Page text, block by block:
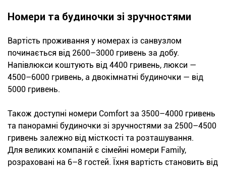
Номери та будиночки зі зручностями
Вартість проживання у номерах із санвузлом
починається від 2600–3000 гривень за добу.
Напівлюкси коштують від 4400 гривень, люкси —
4500–6000 гривень, а двокімнатні будиночки — від
5000 гривень.
Також доступні номери Comfort за 3500–4000 гривень
та панорамні будиночки зі зручностями за 2500–4500
гривень залежно від місткості та розташування.
Для великих компаній є сімейні номери Family,
розраховані на 6–8 гостей. Їхня вартість становить від